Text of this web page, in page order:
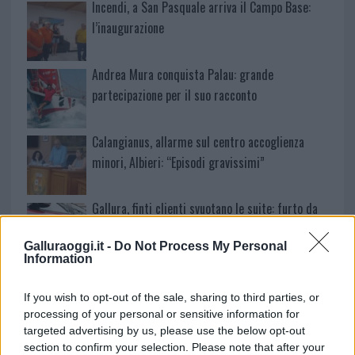
Galluraoggi.it - Do Not Process My Personal
Information
If you wish to opt-out of the sale, sharing to third parties, or
processing of your personal or sensitive information for
targeted advertising by us, please use the below opt-out
section to confirm your selection. Please note that after your
Incendi, a San Pasquale arriva il Campo Base:
l’inaugurazione
Andrea Mura conquista Palau: grande
partecipazione per il suo racconto
Calangianus, allarme sul centro accoglienza
minori, Albieri: “Episodi gravissimi”
Gallura, finti clienti svuotano le suite: furto da
protagonisti
Test tunnel Olbia: rampe chiuse ancora fino a